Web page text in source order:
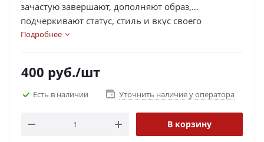
зачастую завершают, дополняют образ,
подчеркивают статус, стиль и вкус своего
обладателя. Визитница "Модница" яркого
прекрасным подарком по любому поводу.
Подробнее
400 руб./шт
Есть в наличии Уточнить наличие у оператора
В корзину